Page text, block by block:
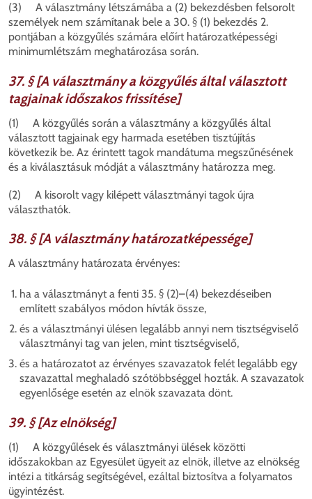
(3) A választmány létszámába a (2) bekezdésben felsorolt
személyek nem számítanak bele a 30. § (1) bekezdés 2.
pontjában a közgyűlés számára előírt határozatképességi
minimumlétszám meghatározása során.
37. § [A választmány a közgyűlés által választott
tagjainak időszakos frissítése]
(1) A közgyűlés során a választmány a közgyűlés által
választott tagjainak egy harmada esetében tisztújítás
következik be. Az érintett tagok mandátuma megszűnésének
és a kiválasztásuk módját a választmány határozza meg.
(2) A kisorolt vagy kilépett választmányi tagok újra
választhatók.
38. § [A választmány határozatképessége]
A választmány határozata érvényes:
ha a választmányt a fenti 35. § (2)–(4) bekezdéseiben
említett szabályos módon hívták össze,
és a választmányi ülésen legalább annyi nem tisztségviselő
választmányi tag van jelen, mint tisztségviselő,
és a határozatot az érvényes szavazatok felét legalább egy
szavazattal meghaladó szótöbbséggel hozták. A szavazatok
egyenlősége esetén az elnök szavazata dönt.
39. § [Az elnökség]
(1) A közgyűlések és választmányi ülések közötti
időszakokban az Egyesület ügyeit az elnök, illetve az elnökség
intézi a titkárság segítségével, ezáltal biztosítva a folyamatos
ügyintézést.